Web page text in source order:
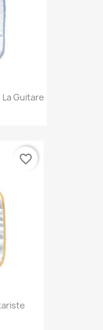
Guitare
favorite_border